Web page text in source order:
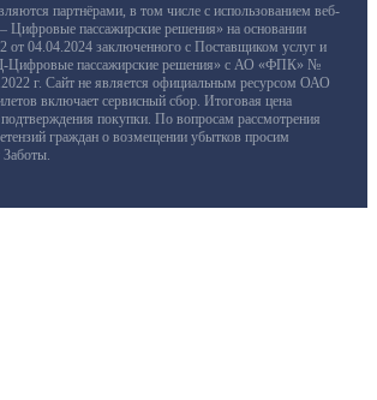
партнёрами, в том числе с использованием веб-
пассажирские решения» на основании
04.04.2024 заключенного с Поставщиком услуг и
пассажирские решения» с АО «ФПК» №
г. Сайт не является официальным ресурсом ОАО
включает сервисный сбор. Итоговая цена
покупки. По вопросам рассмотрения
граждан о возмещении убытков просим